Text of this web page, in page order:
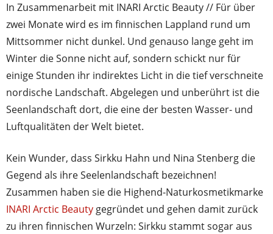
In Zusammenarbeit mit INARI Arctic Beauty // Für über
zwei Monate wird es im finnischen Lappland rund um
Mittsommer nicht dunkel. Und genauso lange geht im
Winter die Sonne nicht auf, sondern schickt nur für
einige Stunden ihr indirektes Licht in die tief verschneite
nordische Landschaft. Abgelegen und unberührt ist die
Seenlandschaft dort, die eine der besten Wasser- und
Luftqualitäten der Welt bietet.
Kein Wunder, dass Sirkku Hahn und Nina Stenberg die
Gegend als ihre Seelenlandschaft bezeichnen!
Zusammen haben sie die Highend-Naturkosmetikmarke
INARI Arctic Beauty gegründet und gehen damit zurück
zu ihren finnischen Wurzeln: Sirkku stammt sogar aus